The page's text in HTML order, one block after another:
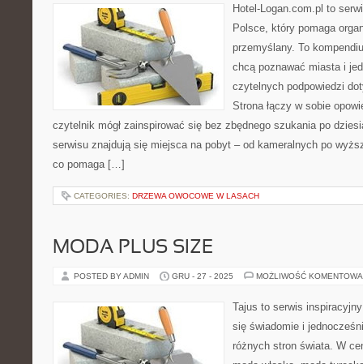
Hotel-Logan.com.pl to
Polsce, który pomaga
przemyślany. To
chcą poznawać miasta i
czytelnych podpowiedzi
Strona łączy w sobie
czytelnik mógł zainspirować się bez zbędnego szukania po
serwisu znajdują się miejsca na pobyt – od kameralnych po
co pomaga […]
CATEGORIES: DRZEWA OWOCOWE W LASACH
MODA PLUS SIZE
POSTED BY ADMIN GRU - 27 - 2025 MOŻLIWOŚĆ
Tajus to serwis
się świadomie i
różnych stron świata. W